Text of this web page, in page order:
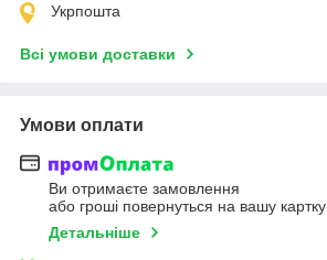
Укрпошта
Всі умови доставки
Умови оплати
Ви отримаєте замовлення
або гроші повернуться на вашу картку
Детальніше